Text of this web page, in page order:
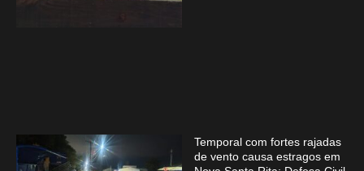
Temporal com fortes rajadas
de vento causa estragos em